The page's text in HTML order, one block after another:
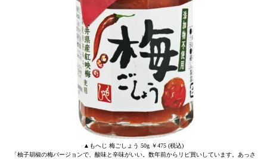
▲もへじ 梅ごしょう 50g ￥475 (税込)
「柚子胡椒の梅バージョンで、酸味と辛味がいい。数年前からリピ買いしています。あっさ